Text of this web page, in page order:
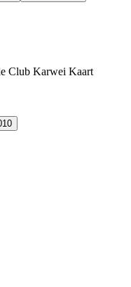
Club Karwei Kaart